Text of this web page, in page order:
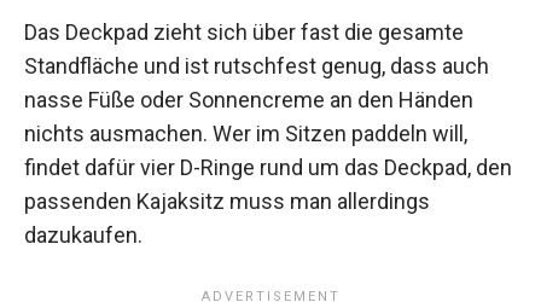
Das Deckpad zieht sich über fast die gesamte
Standfläche und ist rutschfest genug, dass auch
nasse Füße oder Sonnencreme an den Händen
nichts ausmachen. Wer im Sitzen paddeln will,
findet dafür vier D-Ringe rund um das Deckpad, den
passenden Kajaksitz muss man allerdings
dazukaufen.